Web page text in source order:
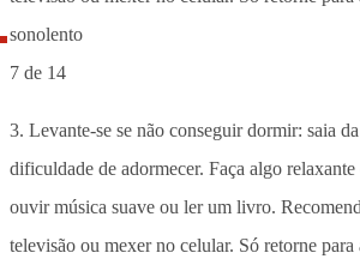
7 de 14
3. Levante-se se não conseguir dormir: saia
dificuldade de adormecer. Faça algo
ouvir música suave ou ler um livro.
televisão ou mexer no celular. Só retorne